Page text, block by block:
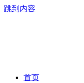
跳到内容
首页